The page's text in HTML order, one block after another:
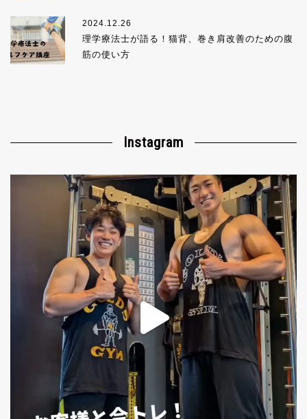
2024.12.26
理学療法士が語る！猫背、巻き肩改善のための腹
筋の使い方
Instagram